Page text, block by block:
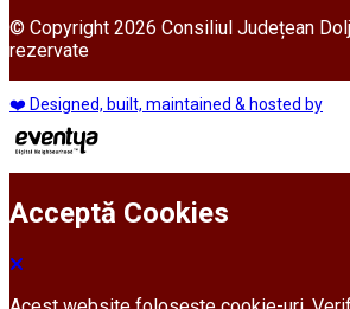
© Copyright 2026 Consiliul Județean
rezervate
❤️ Designed, built, maintained & hosted by
Acceptă Cookies